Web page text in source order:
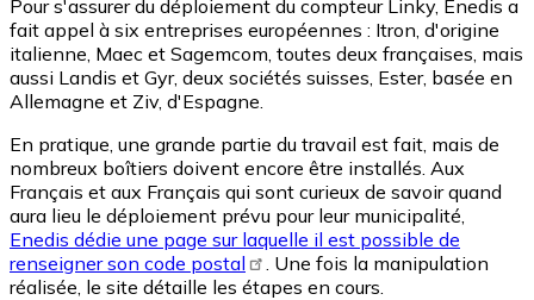
Pour s'assurer du déploiement du compteur Linky, Enedis a
fait appel à six entreprises européennes : Itron, d'origine
italienne, Maec et Sagemcom, toutes deux françaises, mais
aussi Landis et Gyr, deux sociétés suisses, Ester, basée en
Allemagne et Ziv, d'Espagne.
En pratique, une grande partie du travail est fait, mais de
nombreux boîtiers doivent encore être installés. Aux
Français et aux Français qui sont curieux de savoir quand
aura lieu le déploiement prévu pour leur municipalité,
Enedis dédie une page sur laquelle il est possible de
renseigner son code postal
. Une fois la manipulation
réalisée, le site détaille les étapes en cours.